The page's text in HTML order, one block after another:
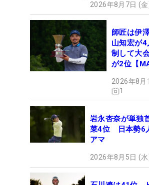
2026年8月7日 (
師匠は伊
山知宏が
制して大
が2位【
2026年8月
1
岩永杏奈が単独
菜4位 日本勢6
アマ
2026年8月5日 (